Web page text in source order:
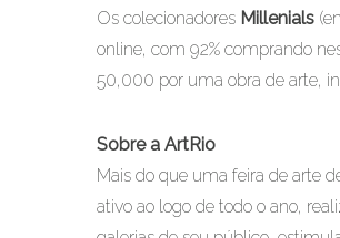
Os colecionadores Millenials
online, com 92% comprando
50,000 por uma obra de arte,
Sobre a ArtRio
Mais do que uma feira de arte
ativo ao logo de todo o ano,